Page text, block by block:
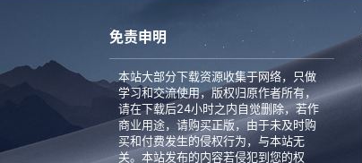
免责申明
本站大部分下载资源收集于网络，只做
学习和交流使用，版权归原作者所有，
请在下载后24小时之内自觉删除，若作
商业用途，请购买正版，由于未及时购
买和付费发生的侵权行为，与本站无
关。本站发布的内容若侵犯到您的权